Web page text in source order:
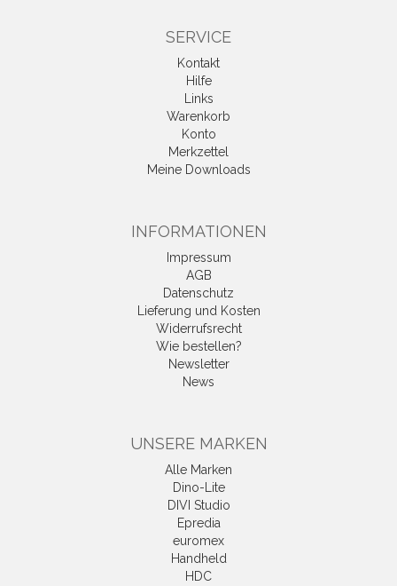
SERVICE
Kontakt
Hilfe
Links
Warenkorb
Konto
Merkzettel
Meine Downloads
INFORMATIONEN
Impressum
AGB
Datenschutz
Lieferung und Kosten
Widerrufsrecht
Wie bestellen?
Newsletter
News
UNSERE MARKEN
Alle Marken
Dino-Lite
DIVI Studio
Epredia
euromex
Handheld
HDC